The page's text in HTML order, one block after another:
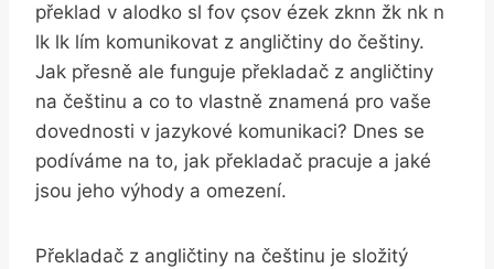
překlad v alodko sl fov çsov ézek zknn žk nk n
lk lk lím komunikovat z angličtiny do češtiny.
Jak přesně ale funguje překladač z angličtiny
na češtinu a co to vlastně znamená pro vaše
dovednosti v jazykové komunikaci? Dnes se
podíváme na to, jak překladač pracuje a jaké
jsou jeho výhody a omezení.
Překladač z angličtiny na češtinu je složitý